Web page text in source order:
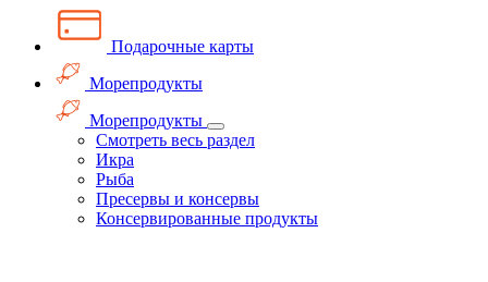
Подарочные карты
Морепродукты
Морепродукты
Смотреть весь раздел
Икра
Рыба
Пресервы и консервы
Консервированные продукты